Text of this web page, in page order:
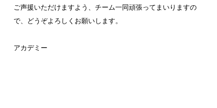
ご声援いただけますよう、チーム一同頑張ってまいりますの
で、どうぞよろしくお願いします。
アカデミー